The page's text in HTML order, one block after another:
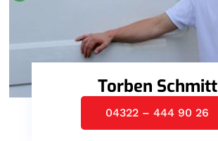
Torben Schmitt
04322 – 444 90 26